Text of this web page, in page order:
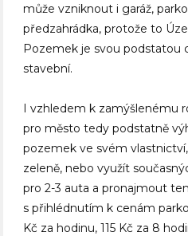
může vzniknout i garáž,
předzahrádka, protože to
Pozemek je svou podstatou
stavební.
I vzhledem k zamýšlenému
pro město tedy podstatně
pozemek ve svém
zeleně, nebo využít
pro 2-3 auta a pronajmout
s přihlédnutím k cenám
Kč za hodinu, 115 Kč za 8